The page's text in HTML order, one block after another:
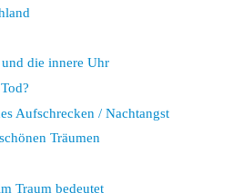
die innere Uhr
Aufschrecken / Nachtangst
Träumen
Traum bedeutet